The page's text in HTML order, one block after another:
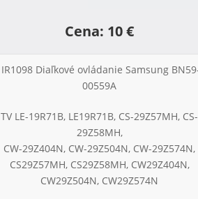
Cena: 10 €
IR1098 Diaľkové ovládanie Samsung
00559A
TV LE-19R71B, LE19R71B, CS-29Z57MH, CS-
29Z58MH,
CW-29Z404N, CW-29Z504N, CW-29Z574N,
CS29Z57MH, CS29Z58MH, CW29Z404N,
CW29Z504N, CW29Z574N